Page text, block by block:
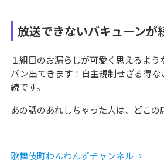
放送できないバキューンが
１組目のお漏らしが可愛く思えるよ
バン出てきます！自主規制せざる得
続です。
あの話のあれしちゃった人は、どこの
歌舞伎町わんわんずチャンネル→